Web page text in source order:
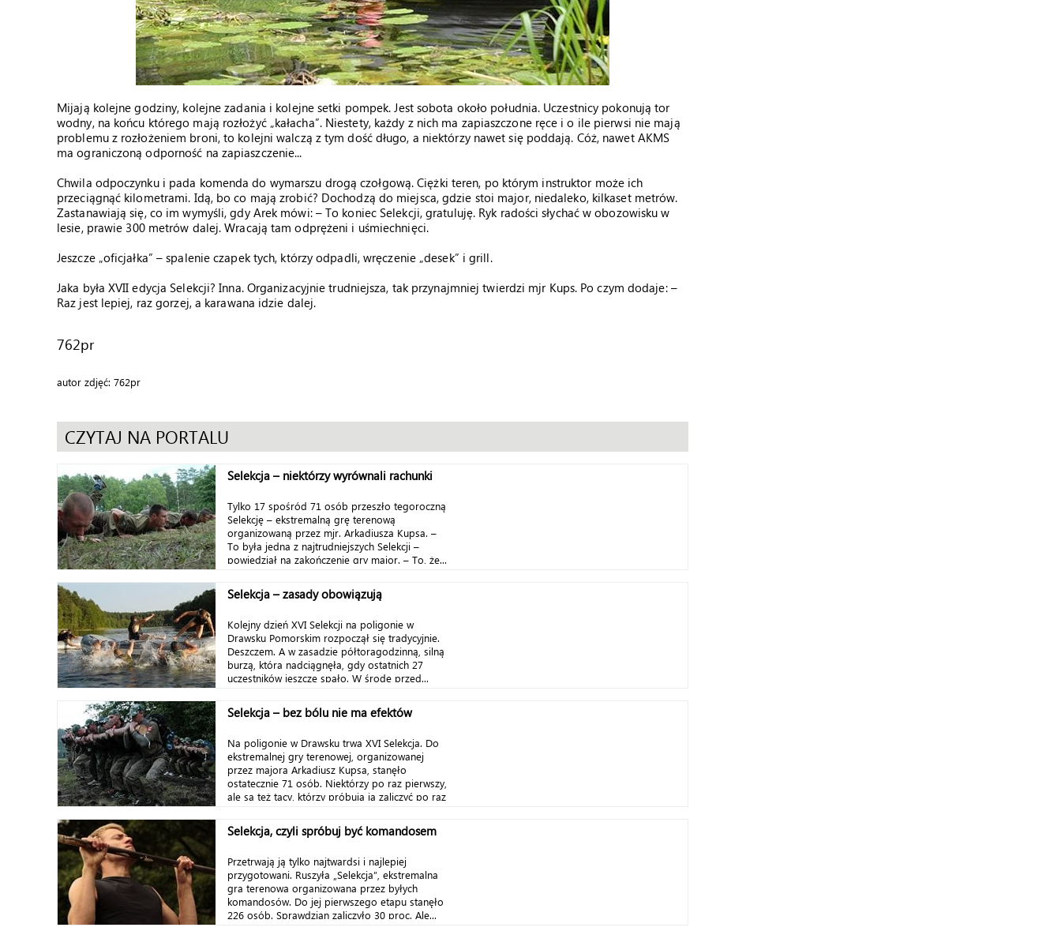
Mijają kolejne godziny, kolejne zadania i kolejne setki pompek. Jest sobota około południa. Uczestnicy pokonują tor
wodny, na końcu którego mają rozłożyć „kałacha”. Niestety, każdy z nich ma zapiaszczone ręce i o ile pierwsi nie mają
problemu z rozłożeniem broni, to kolejni walczą z tym dość długo, a niektórzy nawet się poddają. Cóż, nawet AKMS
ma ograniczoną odporność na zapiaszczenie...
Chwila odpoczynku i pada komenda do wymarszu drogą czołgową. Ciężki teren, po którym instruktor może ich
przeciągnąć kilometrami. Idą, bo co mają zrobić? Dochodzą do miejsca, gdzie stoi major, niedaleko, kilkaset metrów.
Zastanawiają się, co im wymyśli, gdy Arek mówi: – To koniec Selekcji, gratuluję. Ryk radości słychać w obozowisku w
lesie, prawie 300 metrów dalej. Wracają tam odprężeni i uśmiechnięci.
Jeszcze „oficjałka” – spalenie czapek tych, którzy odpadli, wręczenie „desek” i grill.
Jaka była XVII edycja Selekcji? Inna. Organizacyjnie trudniejsza, tak przynajmniej twierdzi mjr Kups. Po czym dodaje: –
Raz jest lepiej, raz gorzej, a karawana idzie dalej.
762pr
autor zdjęć: 762pr
CZYTAJ NA PORTALU
Selekcja – niektórzy wyrównali rachunki
Tylko 17 spośród 71 osób przeszło tegoroczną
Selekcję – ekstremalną grę terenową
organizowaną przez mjr. Arkadiusza Kupsa. –
To była jedna z najtrudniejszych Selekcji –
powiedział na zakończenie gry major. – To, że...
Selekcja – zasady obowiązują
Kolejny dzień XVI Selekcji na poligonie w
Drawsku Pomorskim rozpoczął się tradycyjnie.
Deszczem. A w zasadzie półtoragodzinną, silną
burzą, która nadciągnęła, gdy ostatnich 27
uczestników jeszcze spało. W środę przed...
Selekcja – bez bólu nie ma efektów
Na poligonie w Drawsku trwa XVI Selekcja. Do
ekstremalnej gry terenowej, organizowanej
przez majora Arkadiusz Kupsa, stanęło
ostatecznie 71 osób. Niektórzy po raz pierwszy,
ale są też tacy, którzy próbują ją zaliczyć po raz
Selekcja, czyli spróbuj być komandosem
Przetrwają ją tylko najtwardsi i najlepiej
przygotowani. Ruszyła „Selekcja”, ekstremalna
gra terenowa organizowana przez byłych
komandosów. Do jej pierwszego etapu stanęło
226 osób. Sprawdzian zaliczyło 30 proc. Ale...